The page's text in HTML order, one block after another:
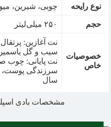
نوع رایحه چوبی، شیرین،
حجم ۲۵۰ میلی‌لیتر
خصوصیات
خاص
نت آغازین:
سیب و گل
نت پایانی: چوب
سرزندگی
سال
مشخصات بادی